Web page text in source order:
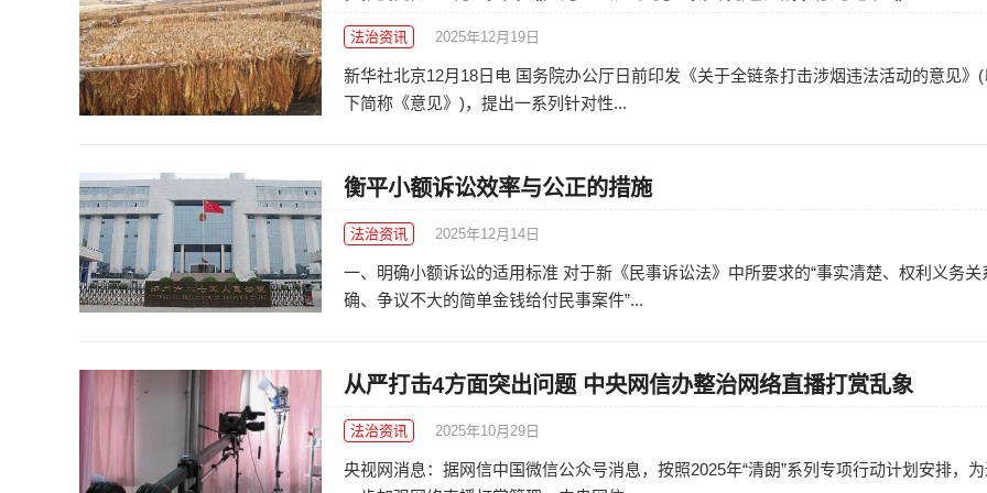
法治资讯 2025年12月19日
新华社北京12月18日电 国务院办公厅日前印发《关于全链条打击涉烟违法活动的意见》(
下简称《意见》)，提出一系列针对性...
衡平小额诉讼效率与公正的措施
法治资讯 2025年12月14日
一、明确小额诉讼的适用标准 对于新《民事诉讼法》中所要求的“事实清楚、权利义务关
确、争议不大的简单金钱给付民事案件”...
从严打击4方面突出问题 中央网信办整治网络直播打赏乱象
法治资讯 2025年10月29日
央视网消息：据网信中国微信公众号消息，按照2025年“清朗”系列专项行动计划安排，